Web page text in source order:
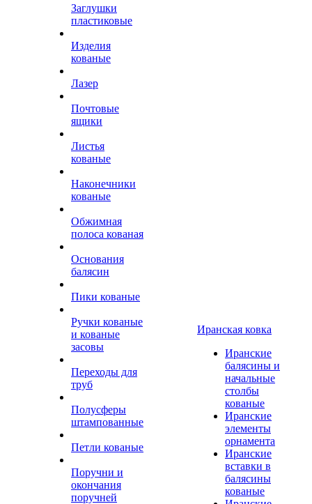
Заглушки
пластиковые
Изделия
кованые
Лазер
Почтовые
ящики
Листья
кованые
Наконечники
кованые
Обжимная
полоса кованая
Основания
балясин
Пики кованые
Ручки кованые
и кованые
засовы
Переходы для
труб
Полусферы
штампованные
Петли кованые
Поручни и
окончания
поручней
Иранская ковка
Иранские
балясины и
начальные
столбы
кованые
Иранские
элементы
орнамента
Иранские
вставки в
балясины
кованые